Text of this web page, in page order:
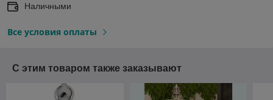
Наличными
Все условия оплаты
С этим товаром также заказывают